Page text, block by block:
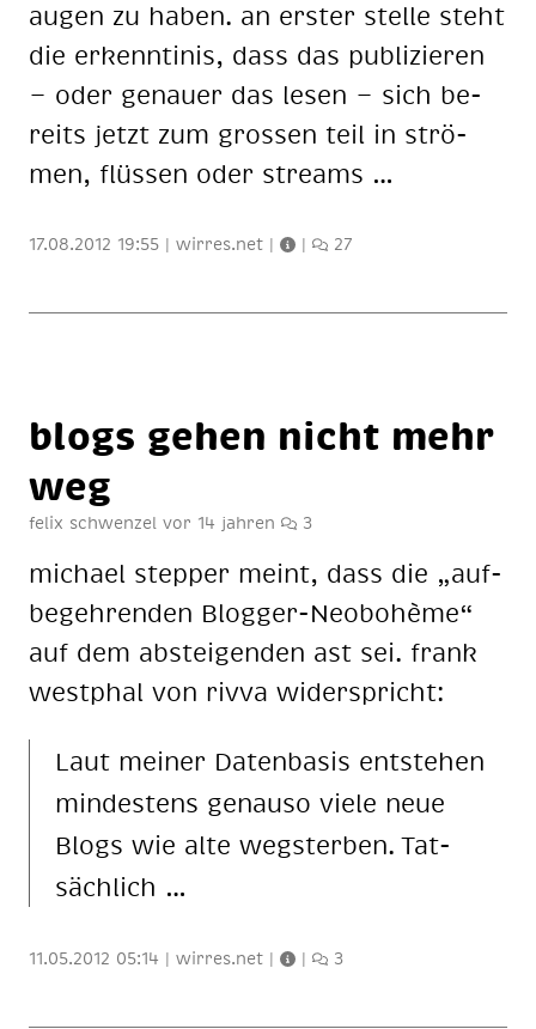
au­gen zu ha­ben. an ers­ter stel­le steht
die er­kenn­ti­nis, dass das pu­bli­zie­ren
— oder ge­nau­er das le­sen — sich be­
reits jetzt zum gros­sen teil in strö­
men, flüs­sen oder streams …
17.08.2012 19:55 | wirres.net | | 27
blogs ge­hen nicht mehr
weg
felix schwenzel vor 14 jahren 3
mi­cha­el step­per meint, dass die „auf­
be­geh­ren­den Blog­ger-Neo­bo­hè­me“
auf dem ab­stei­gen­den ast sei. frank
west­phal von riv­va wi­der­spricht:
Laut mei­ner Da­ten­ba­sis ent­ste­hen
min­des­tens ge­nau­so vie­le neue
Blogs wie alte weg­ster­ben. Tat­
säch­lich …
11.05.2012 05:14 | wirres.net | | 3